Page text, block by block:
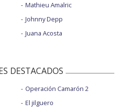
Mathieu Amalric
Johnny Depp
Juana Acosta
DESTACADOS
Operación Camarón 2
El jilguero